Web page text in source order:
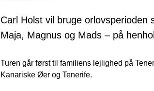
Carl Holst vil bruge
Maja, Magnus og Mads – på
Turen går først til familiens lejlighed på
Kanariske Øer og Tenerife.